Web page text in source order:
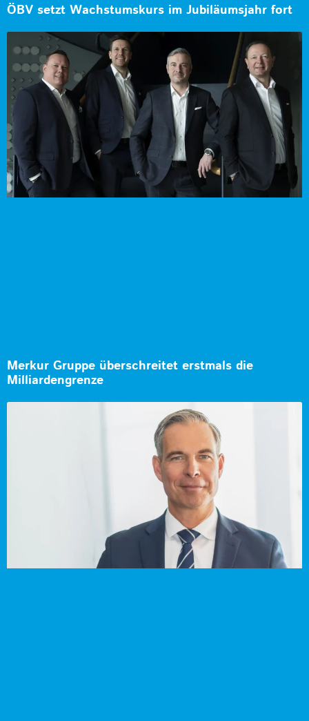
ÖBV setzt Wachstumskurs im Jubiläumsjahr fort
Merkur Gruppe überschreitet erstmals die
Milliardengrenze